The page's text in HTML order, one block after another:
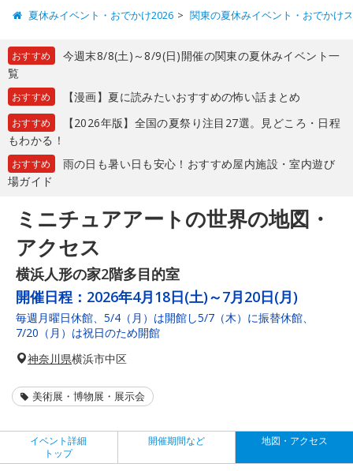
夏休みイベント・おでかけ2026 関東の夏休みイベント・おでかけ
おすすめ
今週末8/8(土)～8/9(日)開催の関東の夏休みイベント一
覧
おすすめ 【漫画】夏に読みたいおすすめの怖い話まとめ
おすすめ
【2026年版】全国の夏祭り注目27選。見どころ・日程
もわかる！
おすすめ
雨の日も暑い日も安心！おすすめ屋内施設・室内遊び
場ガイド
ミニチュアアートの世界の地図・
アクセス
横浜人形の家2階多目的室
開催日程： 2026年4月18日(土)～7月20日(月)
毎週月曜日休館、5/4（月）は開館し5/7（木）に振替休館、
7/20（月）は祝日のため開館
神奈川県横浜市中区
美術展・博物展・展示会
イベント詳細
トップ
開催期間など 地図・アクセス